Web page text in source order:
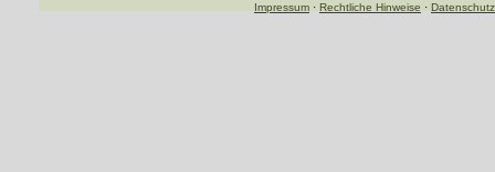
Impressum · Rechtliche Hinweise · Datenschutz